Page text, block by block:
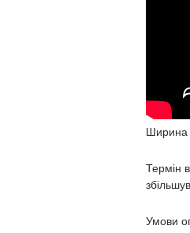
Ширина
Термін
Умови